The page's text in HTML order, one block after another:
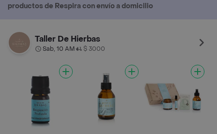
productos de Respira con envío a domicilio
Taller De Hierbas
Sab, 10 AM• $ 3000